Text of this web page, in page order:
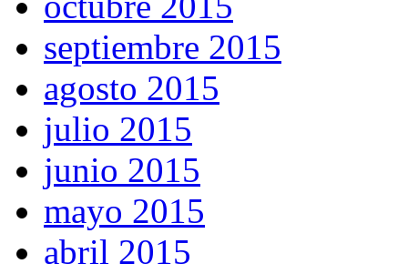
septiembre 2015
agosto 2015
julio 2015
junio 2015
mayo 2015
abril 2015